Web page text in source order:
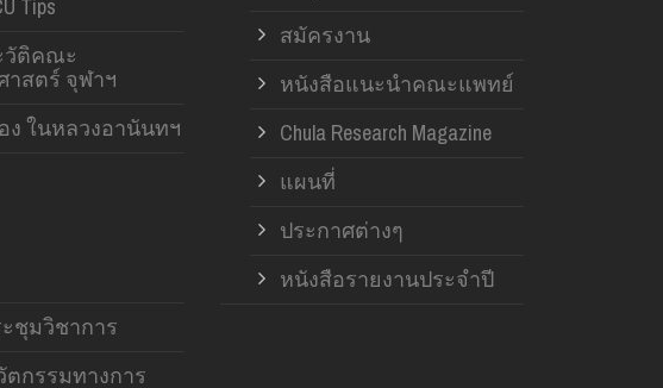
Tips
วัติคณะ
สตร์ จุฬาฯ
ง ในหลวงอานันทฯ
ชุมวิชาการ
กรรมทางการ
สมัครงาน
หนังสือแนะนำคณะแพทย์
Chula Research Magazine
แผนที่
ประกาศต่างๆ
หนังสือรายงานประจำปี